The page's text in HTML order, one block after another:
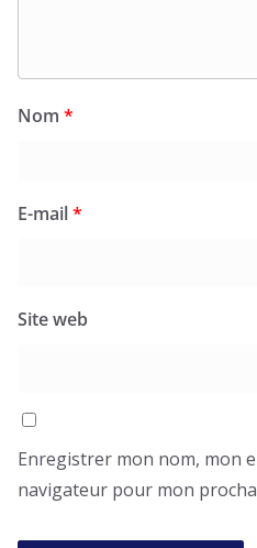
Nom *
E-mail*
Site web
Enregistrer mon nom, mon
navigateur pour mon